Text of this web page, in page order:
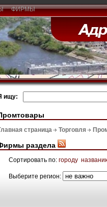
ФИРМЫ
ищу:
страница Торговля
раздела
Сортировать по: городу
Выберите регион: